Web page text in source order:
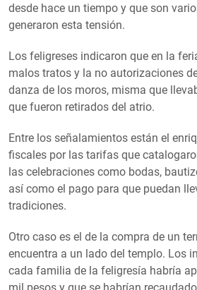
desde hace un tiempo y que son
generaron esta tensión.
Los feligreses indicaron que en la
malos tratos y la no autorizaciones
danza de los moros, misma que
que fueron retirados del atrio.
Entre los señalamientos están el
fiscales por las tarifas que
las celebraciones como bodas,
así como el pago para que puedan
tradiciones.
Otro caso es el de la compra de un
encuentra a un lado del templo. Los
cada familia de la feligresía habría